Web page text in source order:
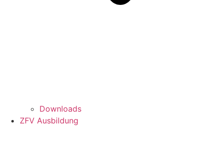
Downloads
ZFV Ausbildung